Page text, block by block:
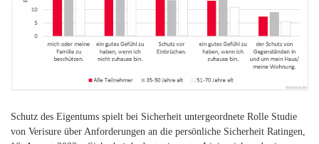
Schutz des Eigentums spielt bei Sicherheit untergeordnete Rolle Studie
von Verisure über Anforderungen an die persönliche Sicherheit Ratingen,